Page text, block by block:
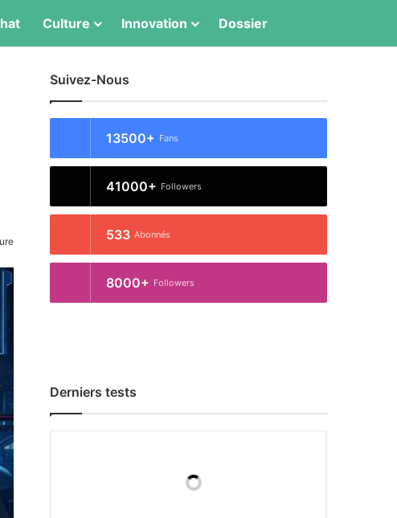
Culture Innovation Dossier
Suivez-Nous
13500+ Fans
41000+ Followers
533 Abonnés
8000+ Followers
Derniers tests